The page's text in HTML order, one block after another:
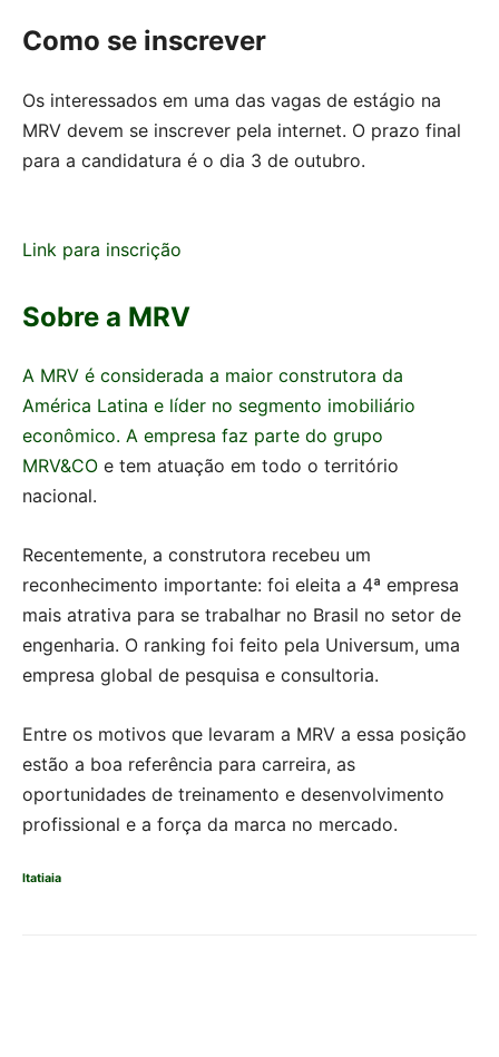
Como se inscrever
Os interessados em uma das vagas de estágio na
MRV devem se inscrever pela internet. O prazo final
para a candidatura é o dia 3 de outubro.
Link para inscrição
Sobre a MRV
A MRV é considerada a maior construtora da
América Latina e líder no segmento imobiliário
econômico. A empresa faz parte do grupo
MRV&CO e tem atuação em todo o território
nacional.
Recentemente, a construtora recebeu um
reconhecimento importante: foi eleita a 4ª empresa
mais atrativa para se trabalhar no Brasil no setor de
engenharia. O ranking foi feito pela Universum, uma
empresa global de pesquisa e consultoria.
Entre os motivos que levaram a MRV a essa posição
estão a boa referência para carreira, as
oportunidades de treinamento e desenvolvimento
profissional e a força da marca no mercado.
Itatiaia